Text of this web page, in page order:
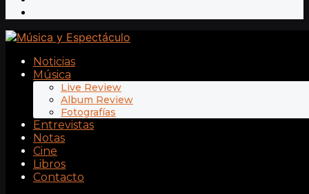
Noticias
Música
Live Review
Album Review
Fotografías
Entrevistas
Notas
Cine
Libros
Contacto